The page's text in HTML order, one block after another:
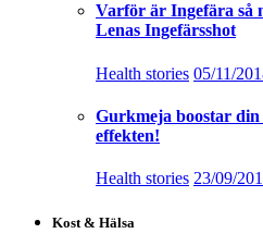
Varför är Ingefära så
Lenas Ingefärsshot
Health stories 05/11/
Gurkmeja boostar din
effekten!
Health stories 23/09/
Kost & Hälsa